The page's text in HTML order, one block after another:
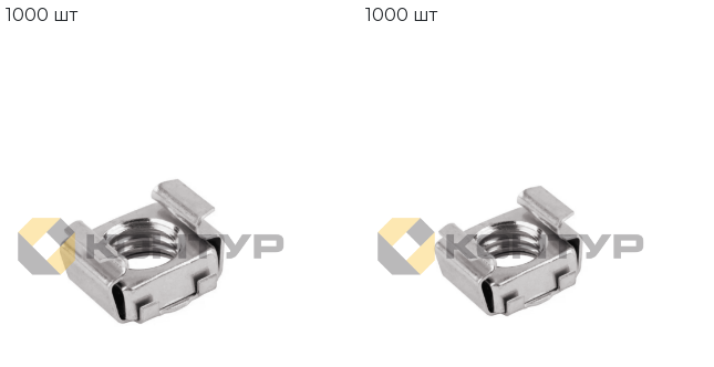
1000 шт
1000 шт